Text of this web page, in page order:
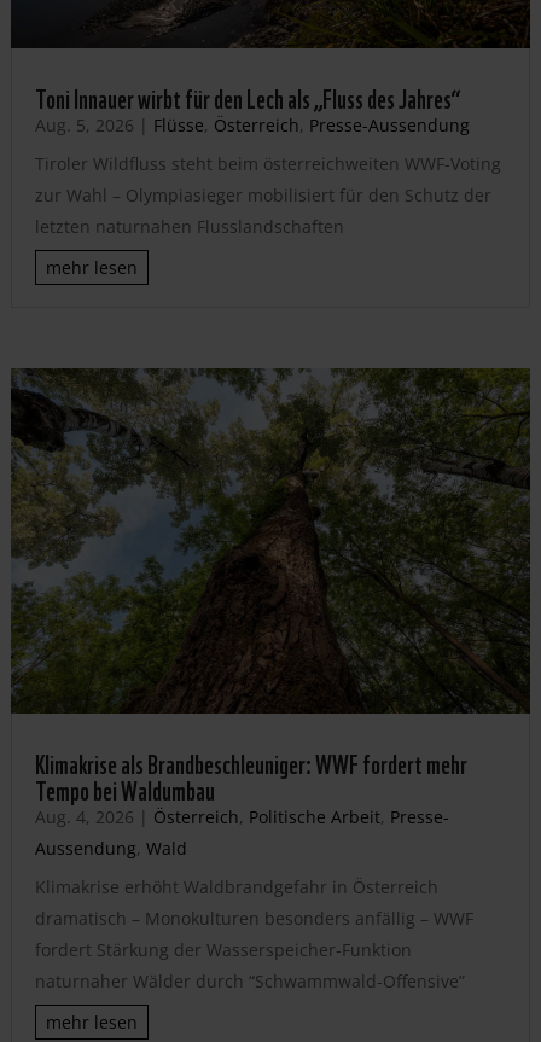
Toni Innauer wirbt für den Lech als „Fluss des Jahres“
Aug. 5, 2026 | Flüsse, Österreich, Presse-Aussendung
Tiroler Wildfluss steht beim österreichweiten WWF-Voting
zur Wahl – Olympiasieger mobilisiert für den Schutz der
letzten naturnahen Flusslandschaften
mehr lesen
Klimakrise als Brandbeschleuniger: WWF fordert mehr
Tempo bei Waldumbau
Aug. 4, 2026 | Österreich, Politische Arbeit, Presse-
Aussendung, Wald
Klimakrise erhöht Waldbrandgefahr in Österreich
dramatisch – Monokulturen besonders anfällig – WWF
fordert Stärkung der Wasserspeicher-Funktion
naturnaher Wälder durch “Schwammwald-Offensive”
mehr lesen